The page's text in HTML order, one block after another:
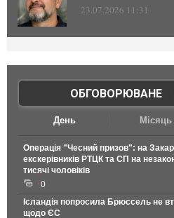
23.07.2026 11:31
ОБГОВОРЮВАНЕ|
День Місяць
Операція "Чесний призов": на
екскерівників РТЦК та СП на
тисячі чоловіків
0
Ісландія попросила Брюссель не
щодо ЄС